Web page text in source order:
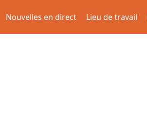
Nouvelles en direct Lieu de travail